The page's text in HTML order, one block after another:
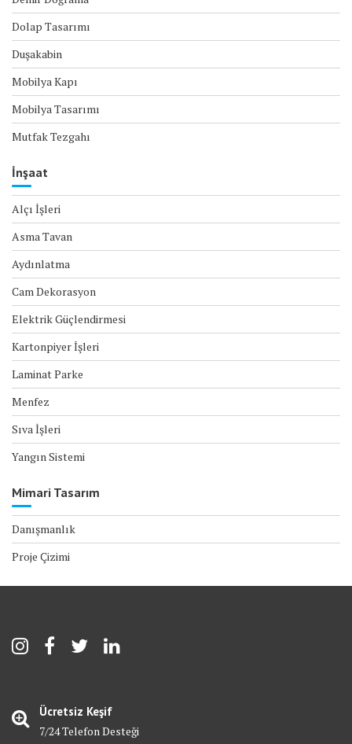
Dolap Tasarımı
Duşakabin
Mobilya Kapı
Mobilya Tasarımı
Mutfak Tezgahı
İnşaat
Alçı İşleri
Asma Tavan
Aydınlatma
Cam Dekorasyon
Elektrik Güçlendirmesi
Kartonpiyer İşleri
Laminat Parke
Menfez
Sıva İşleri
Yangın Sistemi
Mimari Tasarım
Danışmanlık
Proje Çizimi
Ücretsiz Keşif
7/24 Telefon Desteği